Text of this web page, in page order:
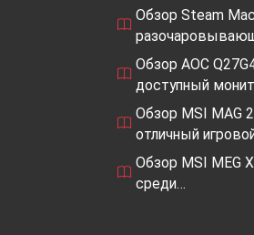
Обзор Steam
Обзор AOC
доступный
Обзор MSI MAG
отличный
Обзор MSI MEG
среди…